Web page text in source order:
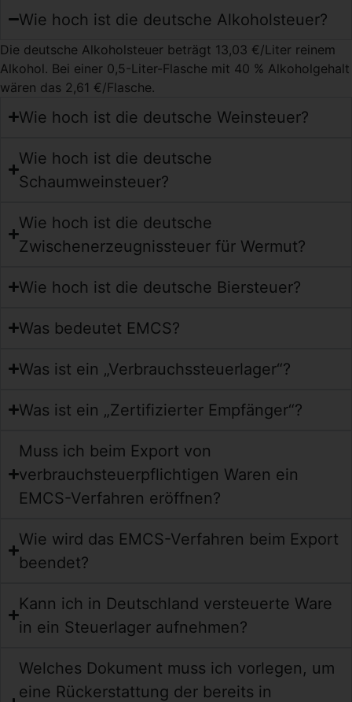
Wie hoch ist die deutsche Alkoholsteuer?
Die deutsche Alkoholsteuer beträgt 13,03 €/Liter reinem
Alkohol. Bei einer 0,5-Liter-Flasche mit 40 % Alkoholgehalt
wären das 2,61 €/Flasche.
Wie hoch ist die deutsche Weinsteuer?
Wie hoch ist die deutsche
Schaumweinsteuer?
Wie hoch ist die deutsche
Zwischenerzeugnissteuer für Wermut?
Wie hoch ist die deutsche Biersteuer?
Was bedeutet EMCS?
Was ist ein „Verbrauchssteuerlager“?
Was ist ein „Zertifizierter Empfänger“?
Muss ich beim Export von
verbrauchsteuerpflichtigen Waren ein
EMCS-Verfahren eröffnen?
Wie wird das EMCS-Verfahren beim Export
beendet?
Kann ich in Deutschland versteuerte Ware
in ein Steuerlager aufnehmen?
Welches Dokument muss ich vorlegen, um
eine Rückerstattung der bereits in